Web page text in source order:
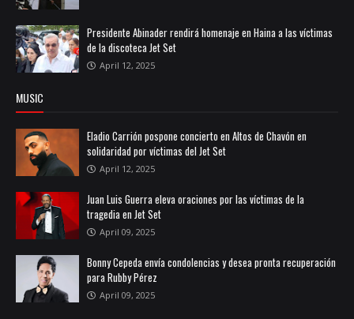
Presidente Abinader rendirá homenaje en Haina a las víctimas
de la discoteca Jet Set
April 12, 2025
MUSIC
Eladio Carrión pospone concierto en Altos de Chavón en
solidaridad por víctimas del Jet Set
April 12, 2025
Juan Luis Guerra eleva oraciones por las víctimas de la
tragedia en Jet Set
April 09, 2025
Bonny Cepeda envía condolencias y desea pronta recuperación
para Rubby Pérez
April 09, 2025